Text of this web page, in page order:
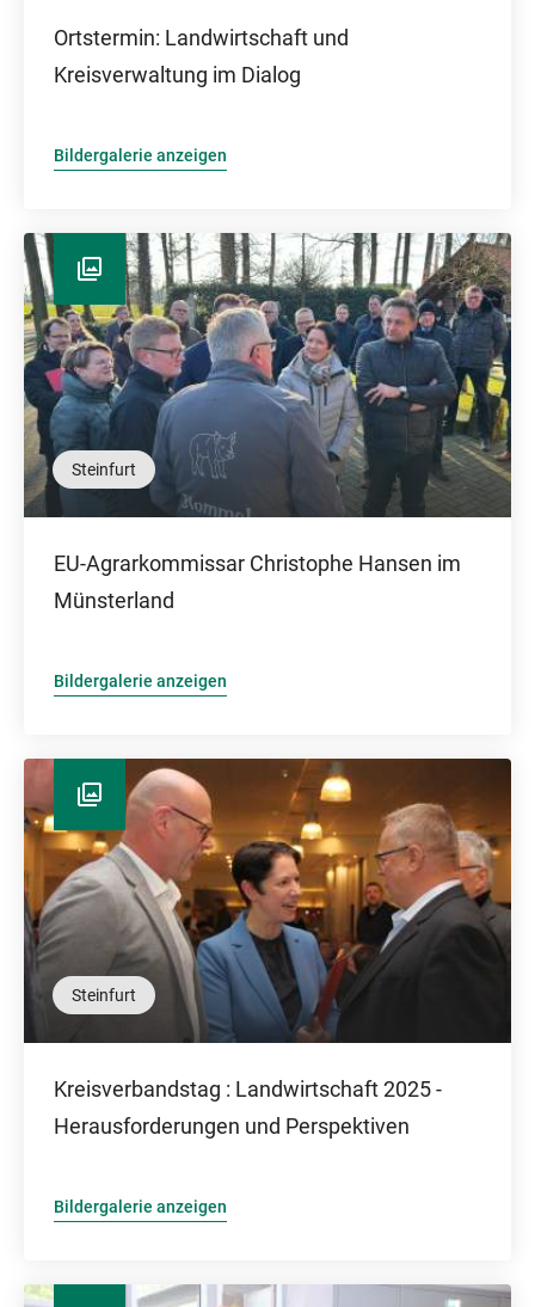
Ortstermin: Landwirtschaft und
Kreisverwaltung im Dialog
Bildergalerie anzeigen
Steinfurt
EU-Agrarkommissar Christophe Hansen im
Münsterland
Bildergalerie anzeigen
Steinfurt
Kreisverbandstag : Landwirtschaft 2025 -
Herausforderungen und Perspektiven
Bildergalerie anzeigen